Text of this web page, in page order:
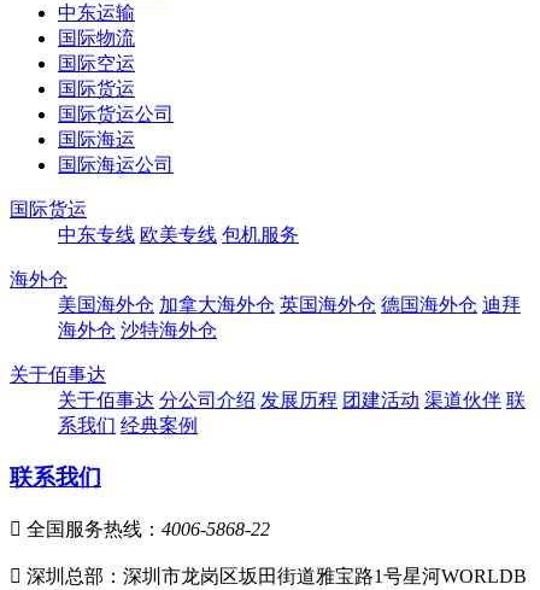
中东运输
国际物流
国际空运
国际货运
国际货运公司
国际海运
国际海运公司
国际货运
中东专线 欧美专线 包机服务
海外仓
美国海外仓 加拿大海外仓 英国海外仓 德国海外仓 迪拜
海外仓 沙特海外仓
关于佰事达
关于佰事达 分公司介绍 发展历程 团建活动 渠道伙伴 联
系我们 经典案例
联系我们
 全国服务热线： 4006-5868-22
 深圳总部：深圳市龙岗区坂田街道雅宝路1号星河WORLDB